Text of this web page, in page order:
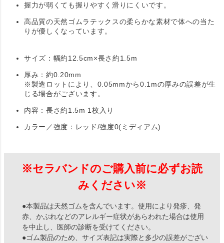
握力が弱くても握りやすく滑りにくいです。
高品質の天然ゴムラテックスの柔らかな素材で体への当た
りが優しくなっています。
サイズ：幅約12.5cm×長さ約1.5m
厚み：約0.20mm
※製造ロットにより、0.05mmから0.1mの厚みの誤差が生
じる場合がございます。
内容：長さ約1.5m 1枚入り
カラー／強度：レッド/強度0(ミディアム)
※セラバンドのご購入前に必ずお読
みください※
●本製品は天然ゴムを含んでいます。使用により発疹、発
赤、かぶれなどのアレルギー症状があらわれた場合は使用
を中止し、医師の診断を受けてください。
●ゴム製品のため、サイズ表記は実際と多少の誤差がござい